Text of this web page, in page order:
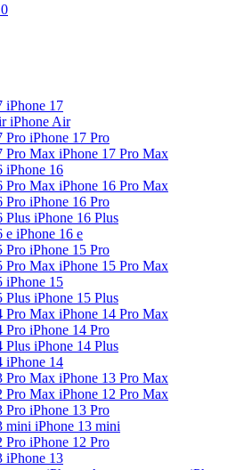
0
iPhone 17
iPhone Air
iPhone 17 Pro
iPhone 17 Pro Max
iPhone 16
iPhone 16 Pro Max
iPhone 16 Pro
iPhone 16 Plus
iPhone 16 e
iPhone 15 Pro
iPhone 15 Pro Max
iPhone 15
iPhone 15 Plus
iPhone 14 Pro Max
iPhone 14 Pro
iPhone 14 Plus
iPhone 14
iPhone 13 Pro Max
iPhone 12 Pro Max
iPhone 13 Pro
iPhone 13 mini
iPhone 12 Pro
iPhone 13